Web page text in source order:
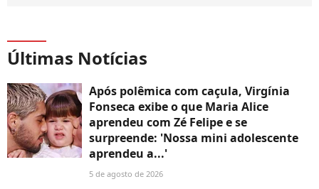
Últimas Notícias
Após polêmica com caçula, Virgínia
Fonseca exibe o que Maria Alice
aprendeu com Zé Felipe e se
surpreende: 'Nossa mini adolescente
aprendeu a...'
5 de agosto de 2026